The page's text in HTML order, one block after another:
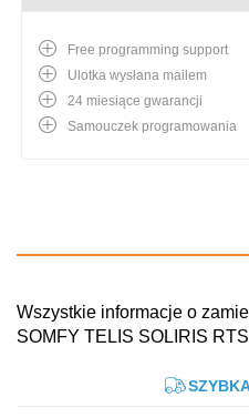
Free programming support
Ulotka wysłana mailem
24 miesiące gwarancji
Samouczek programowania
Wszystkie informacje o
SOMFY TELIS SOLIRIS